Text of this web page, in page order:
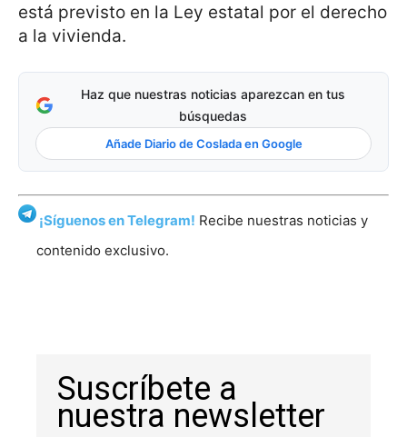
está previsto en la Ley estatal por el derecho
a la vivienda.
Haz que nuestras noticias aparezcan en tus
búsquedas
Añade Diario de Coslada en Google
¡Síguenos en Telegram! Recibe nuestras noticias y
contenido exclusivo.
Suscríbete a
nuestra newsletter